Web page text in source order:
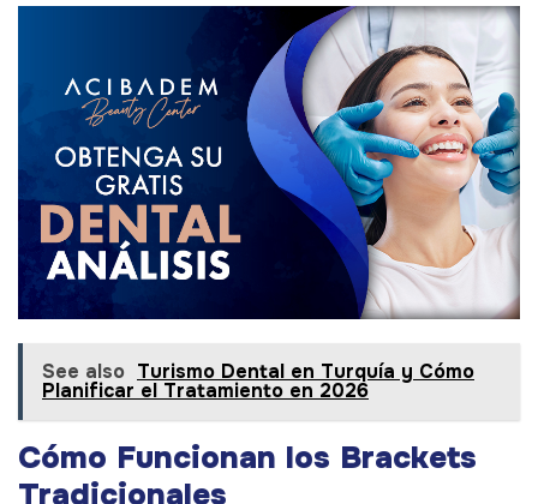
See also Turismo Dental en Turquía y Cómo
Planificar el Tratamiento en 2026
Cómo Funcionan los Brackets
Tradicionales